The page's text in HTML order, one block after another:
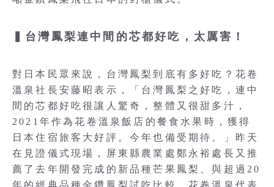
▍台灣鳳梨連中間的芯都好吃，太厲害！
對日本民眾來說，台灣鳳梨到底有多好吃？花卷
溫泉社長安藤昭表示，「台灣鳳梨之好吃，連中
間的芯都好吃很讓人驚奇，整體又很甜多汁，
2021年作為花卷溫泉飯店的餐食水果時，獲得
日本住宿旅客大好評。今年也備受期待。」昨天
在見證儀式現場，屏東縣農業處鄭永裕處長又推
薦了去年開發完成的新品種芒果鳳梨、與超過20
年的經典品種金鑽鳳梨試吃比較。花卷溫泉代表